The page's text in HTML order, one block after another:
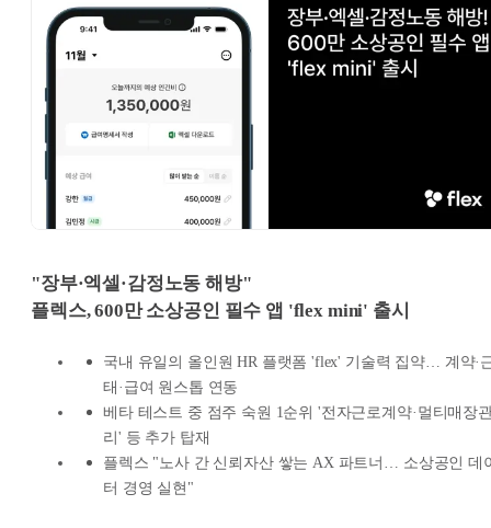
"장부·엑셀·감정노동 해방"
플렉스, 600만 소상공인 필수 앱 'flex mini' 출시
국내 유일의 올인원 HR 플랫폼 'flex' 기술력 집약… 계약·
태·급여 원스톱 연동
베타 테스트 중 점주 숙원 1순위 '전자근로계약·멀티매장
리' 등 추가 탑재
플렉스 "노사 간 신뢰자산 쌓는 AX 파트너… 소상공인 데
터 경영 실현"